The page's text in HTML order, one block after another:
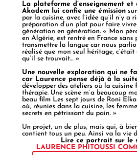
La plateforme d’enseignement et
Akadem lui confie une émissionsur
par la cuisine, avec l’idée qu’il n’y a
préparation d’un plat pour faire
génération en génération. « Mon
en Algérie, est rentré en France sans
transmettre la langue car nous
réalisé que mon seul héritage,
qu’il se trouvait… »
Une nouvelle exploration qui ne
car Laurence pense déjà à la
développer des ateliers où la cuisine
thérapie. Une scène m’a beaucoup
beau film Les sept jours de Roni
où, réunies dans la cuisine, les
secrets en pétrissant du pain. »
Un projet, un de plus, mais qui, à
contient tous un peu. Ainsi va la vie
Lire ce portrait sur le
LAURENCE PHITOUSSI